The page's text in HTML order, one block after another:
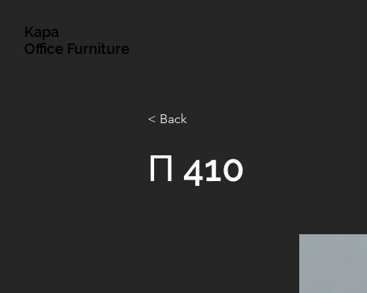
Kapa
Office Furniture
< Back
Π 410